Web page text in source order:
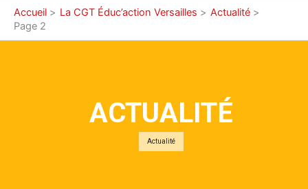
Accueil La CGT Éduc’action Versailles
Actualité
Page 2
ACTUALITÉ
Actualité